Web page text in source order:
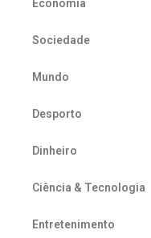
Economia
Sociedade
Mundo
Desporto
Dinheiro
Ciência & Tecnologia
Entretenimento